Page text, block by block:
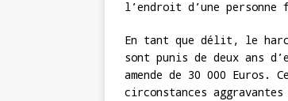
l’endroit d’une
En tant que délit, le
sont punis de deux ans
amende de 30 000 Euros.
circonstances